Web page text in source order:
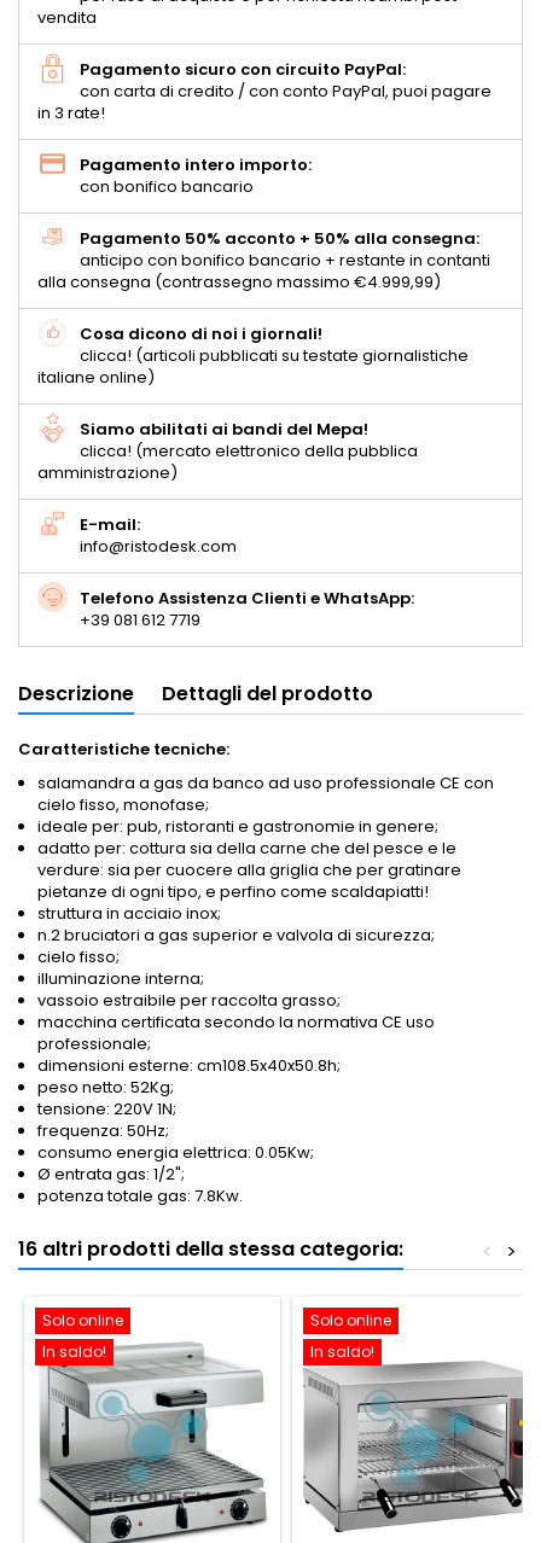
vendita
Pagamento sicuro con circuito PayPal:
con carta di credito / con conto PayPal, puoi pagare
in 3 rate!
Pagamento intero importo:
con bonifico bancario
Pagamento 50% acconto + 50% alla consegna:
anticipo con bonifico bancario + restante in contanti
alla consegna (contrassegno massimo €4.999,99)
Cosa dicono di noi i giornali!
clicca! (articoli pubblicati su testate giornalistiche
italiane online)
Siamo abilitati ai bandi del Mepa!
clicca! (mercato elettronico della pubblica
amministrazione)
E-mail:
info@ristodesk.com
Telefono Assistenza Clienti e WhatsApp:
+39 081 612 7719
Descrizione Dettagli del prodotto
Caratteristiche tecniche:
salamandra a gas da banco ad uso professionale CE con
cielo fisso, monofase;
ideale per: pub, ristoranti e gastronomie in genere;
adatto per: cottura sia della carne che del pesce e le
verdure: sia per cuocere alla griglia che per gratinare
pietanze di ogni tipo, e perfino come scaldapiatti!
struttura in acciaio inox;
n.2 bruciatori a gas superior e valvola di sicurezza;
cielo fisso;
illuminazione interna;
vassoio estraibile per raccolta grasso;
macchina certificata secondo la normativa CE uso
professionale;
dimensioni esterne: cm108.5x40x50.8h;
peso netto: 52Kg;
tensione: 220V 1N;
frequenza: 50Hz;
consumo energia elettrica: 0.05Kw;
Ø entrata gas: 1/2";
potenza totale gas: 7.8Kw.
16 altri prodotti della stessa categoria: >
<
Solo online
In saldo!
Solo online
In saldo!